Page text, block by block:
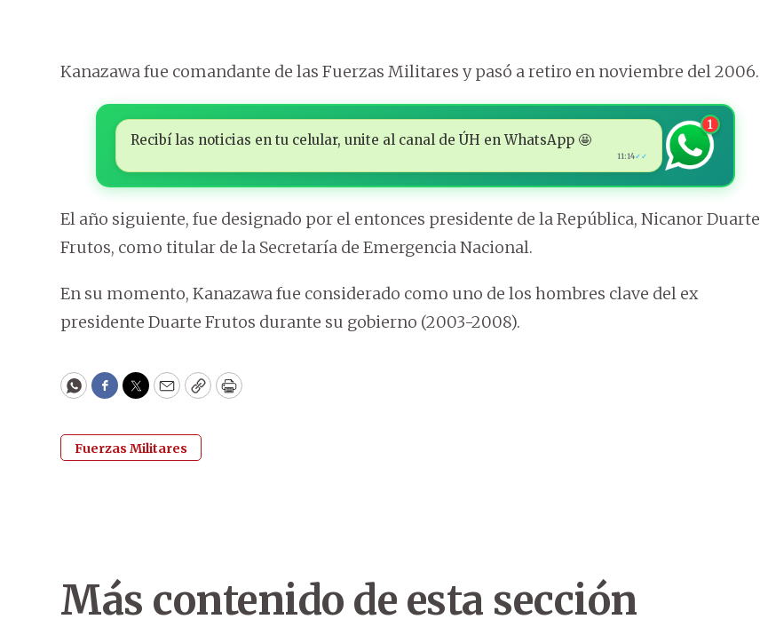
Kanazawa fue comandante de las Fuerzas Militares y pasó a retiro en noviembre del 2006.
Recibí las noticias en tu celular, unite al canal de ÚH en WhatsApp 🤩
11:14✓✓
1
El año siguiente, fue designado por el entonces presidente de la República, Nicanor Duarte
Frutos, como titular de la Secretaría de Emergencia Nacional.
En su momento, Kanazawa fue considerado como uno de los hombres clave del ex
presidente Duarte Frutos durante su gobierno (2003-2008).
WhatsApp
Facebook
Twitter
EmailCopyPrint
Fuerzas Militares
Más contenido de esta sección